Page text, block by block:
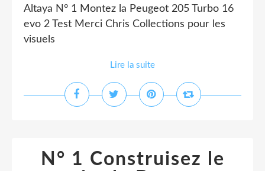
Altaya N° 1 Montez la Peugeot 205 Turbo 16
evo 2 Test Merci Chris Collections pour les
visuels
Lire la suite
N° 1 Construisez le